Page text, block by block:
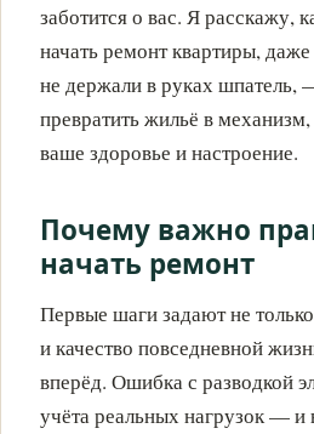
заботится о вас. Я расскажу,
начать ремонт квартиры,
не держали в руках шпатель,
превратить жильё в
ваше здоровье и настроение.
Почему важно
начать ремонт
Первые шаги задают не
и качество повседневной
вперёд. Ошибка с разводкой
учёта реальных нагрузок — и